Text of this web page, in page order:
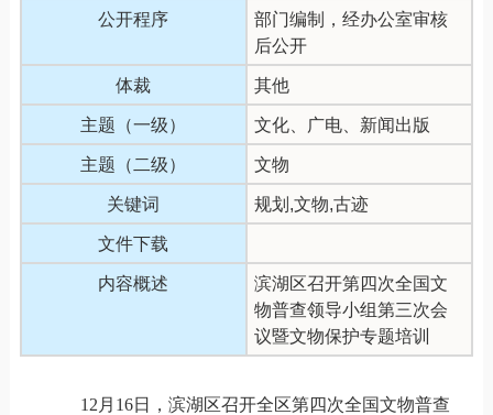
公开程序
部门编制，经办公室审核
后公开
体裁 其他
主题（一级） 文化、广电、新闻出版
主题（二级） 文物
关键词 规划,文物,古迹
文件下载
内容概述
滨湖区召开第四次全国文
物普查领导小组第三次会
议暨文物保护专题培训
12 月 16日，滨湖区召开全区第四次全国文物普查